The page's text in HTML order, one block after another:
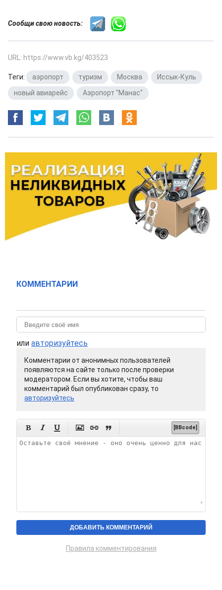
Сообщи свою новость:
URL: https://www.vb.kg/403523
Теги: аэропорт туризм Москва Иссык-Куль
новый авиарейс
Аэропорт "Манас"
КОММЕНТАРИИ
или авторизуйтесь
Комментарии от анонимных пользователей
появляются на сайте только после проверки
модератором. Если вы хотите, чтобы ваш
комментарий был опубликован сразу, то
авторизуйтесь
      [BBcode]
Правила комментирования